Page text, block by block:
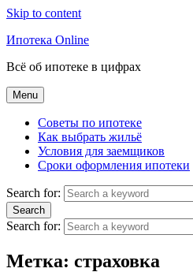
Skip to content
Ипотека Online
Всё об ипотеке в цифрах
Menu
Советы по ипотеке
Как выбрать жильё
Условия для заемщиков
Сроки оформления ипотеки
Search for:
Search
Search for:
Метка: страховка